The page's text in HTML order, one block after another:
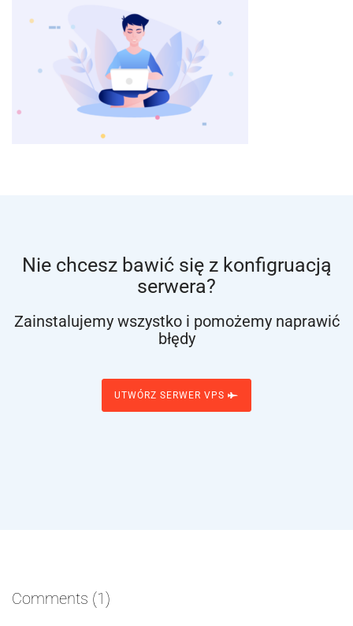
Nie chcesz bawić się z konfigruacją
serwera?
Zainstalujemy wszystko i pomożemy naprawić
błędy
UTWÓRZ SERWER VPS
Comments (1)